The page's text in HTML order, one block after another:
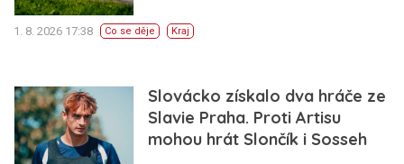
1. 8. 2026 17:38 Co se děje Kraj
Slovácko získalo dva hráče ze
Slavie Praha. Proti Artisu
mohou hrát Slončík i Sosseh